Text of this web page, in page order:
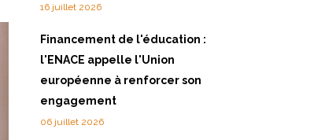
16 juillet 2026
Financement de l'éducation :
l'ENACE appelle l'Union
européenne à renforcer son
engagement
06 juillet 2026